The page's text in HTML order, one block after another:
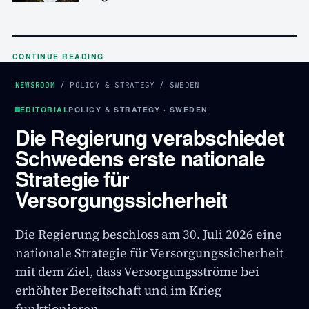
CONTINUE READING
NEWSROOM / POLICY & STRATEGY / SWEDEN
EDITORIALPOLICY & STRATEGY · SWEDEN
Die Regierung verabschiedet
Schwedens erste nationale
Strategie für
Versorgungssicherheit
Die Regierung beschloss am 30. Juli 2026 eine
nationale Strategie für Versorgungssicherheit
mit dem Ziel, dass Versorgungsströme bei
erhöhter Bereitschaft und im Krieg